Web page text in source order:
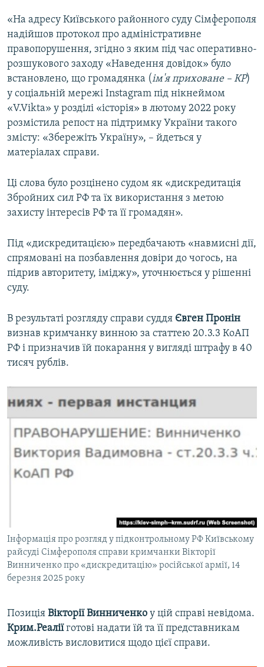
«На адресу Київського районного суду Сімферополя
надійшов протокол про адміністративне
правопорушення, згідно з яким під час оперативно-
розшукового заходу «Наведення довідок» було
встановлено, що громадянка (ім'я приховане – КР)
у соціальній мережі Instagram під нікнеймом
«V.Vikta» у розділі «історія» в лютому 2022 року
розмістила репост на підтримку України такого
змісту: «Збережіть Україну», – йдеться у
матеріалах справи.
Ці слова було розцінено судом як «дискредитація
Збройних сил РФ та їх використання з метою
захисту інтересів РФ та її громадян».
Під «дискредитацією» передбачають «навмисні дії,
спрямовані на позбавлення довіри до чогось, на
підрив авторитету, іміджу», уточнюється у рішенні
суду.
В результаті розгляду справи суддя Євген Пронін
визнав кримчанку винною за статтею 20.3.3 КоАП
РФ і призначив їй покарання у вигляді штрафу в 40
тисяч рублів.
Інформація про розгляд у підконтрольному РФ Київському
райсуді Сімферополя справи кримчанки Вікторії
Винниченко про «дискредитацію» російської армії, 14
березня 2025 року
Позиція Вікторії Винниченко у цій справі невідома.
Крим.Реаліїготові надати їй та її представникам
можливість висловитися щодо цієї справи.